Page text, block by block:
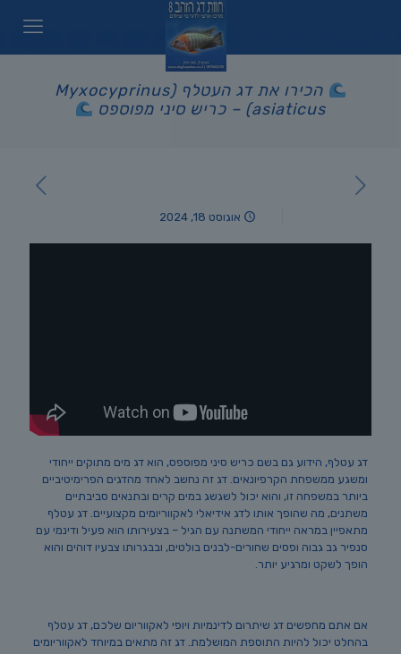
הכירו את דג העטלף (Myxocyprinus
asiaticus) – כריש סיני מפוספס
אוגוסט 18, 2024
דג עטלף, הידוע גם בשם כריש סיני מפוספס, הוא דג מים מתוקים ייחודי
ומשגע ממשפחת הקרפיונאים. דג זה נחשב לאחד מהדגים הפרימיטיביים
ביותר במשפחה זו, והוא יכול לשגשג במים קרים ובתנאים סביבתיים
משתנים, מה שהופך אותו לדג אידיאלי לאקווריומים מקצועיים. דג עטלף
מתאפיין במראה ייחודי המשתנה עם הגיל – בצעירותו הוא פעיל ודינמי עם
סנפיר גב גבוה ופסים שחורים-לבנים בולטים, ובבגרותו צבעיו דוהים והוא
הופך לשקט ומרגיע יותר.
אם אתם מחפשים דג שיתרום לדינמיות ויופי לאקווריום שלכם, דג עטלף
בהחלט יכול להיות התוספת המושלמת. דג זה מתאים במיוחד לאקווריומים